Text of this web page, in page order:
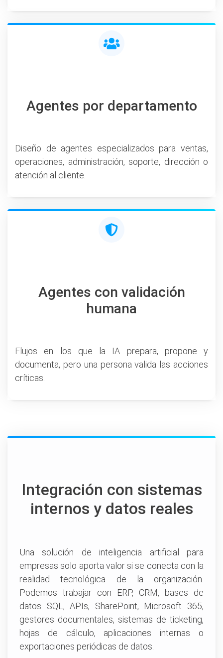
Agentes por departamento
Diseño de agentes especializados para ventas,
operaciones, administración, soporte, dirección o
atención al cliente.
Agentes con validación
humana
Flujos en los que la IA prepara, propone y
documenta, pero una persona valida las acciones
críticas.
Integración con sistemas
internos y datos reales
Una solución de inteligencia artificial para
empresas solo aporta valor si se conecta con la
realidad tecnológica de la organización.
Podemos trabajar con ERP, CRM, bases de
datos SQL, APIs, SharePoint, Microsoft 365,
gestores documentales, sistemas de ticketing,
hojas de cálculo, aplicaciones internas o
exportaciones periódicas de datos.